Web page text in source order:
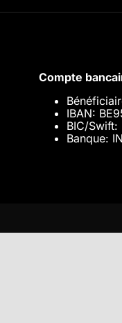
Compte
IBAN:
BIC/Swift:
Banque: